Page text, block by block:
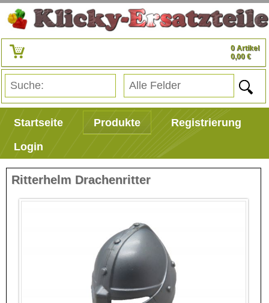
0 Artikel
0,00 €
Startseite Produkte
Registrierung
Login
Ritterhelm Drachenritter